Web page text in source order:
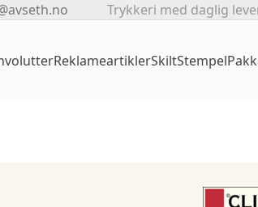
Trykkeri med daglig
ReklameartiklerSkiltStempel